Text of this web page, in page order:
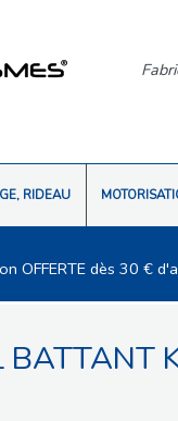
RIDEAU
OFFERTE dès 30 €
BATTANT